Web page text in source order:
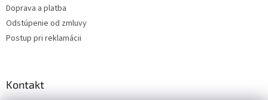
Doprava a platba
Odstúpenie od zmluvy
Postup pri reklamácii
Kontakt